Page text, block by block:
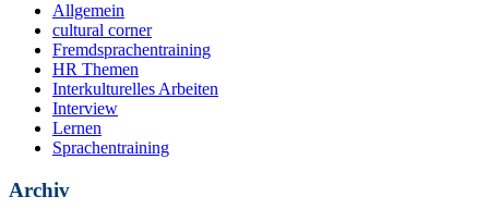
Allgemein
cultural corner
Fremdsprachentraining
HR Themen
Interkulturelles Arbeiten
Interview
Lernen
Sprachentraining
Archiv